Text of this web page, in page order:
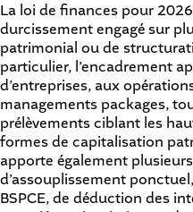
La loi de finances pour
durcissement engagé sur
patrimonial ou de
particulier, l’encadrement
d’entreprises, aux
managements packages,
prélèvements ciblant les
formes de capitalisation
apporte également
d’assouplissement
BSPCE, de déduction des